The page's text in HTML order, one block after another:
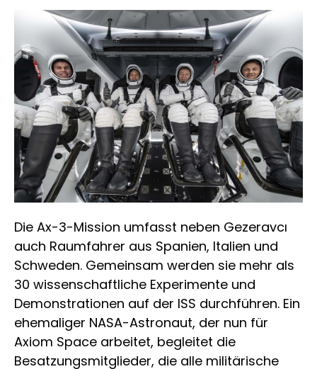
Die Ax-3-Mission umfasst neben Gezeravcı
auch Raumfahrer aus Spanien, Italien und
Schweden. Gemeinsam werden sie mehr als
30 wissenschaftliche Experimente und
Demonstrationen auf der ISS durchführen. Ein
ehemaliger NASA-Astronaut, der nun für
Axiom Space arbeitet, begleitet die
Besatzungsmitglieder, die alle militärische